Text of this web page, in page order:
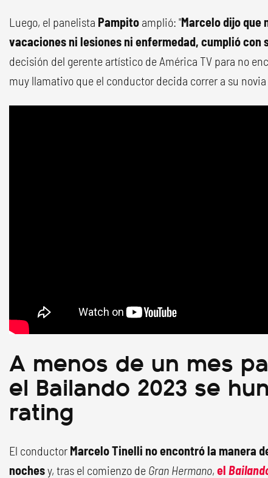
Luego, el panelista Pampito amplió: "Marcelo dijo que
vacaciones ni lesiones ni enfermedad, cumplió con
decisión del gerente artístico de América TV para no
muy llamativo que el conductor decida correr a su
A menos de un mes
el Bailando 2023 se
rating
El conductor Marcelo Tinelli no encontró la manera
nochesy, tras el comienzo de Gran Hermano, el